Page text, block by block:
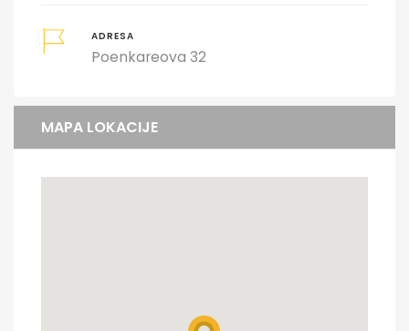
ADRESA
Poenkareova 32
MAPA LOKACIJE